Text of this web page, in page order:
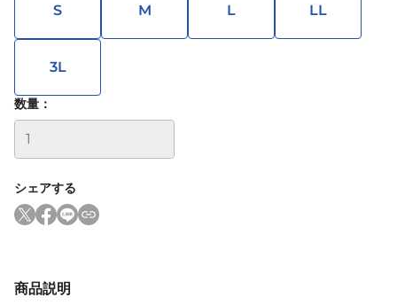
S M L LL
3L
数量：
シェアする
商品説明